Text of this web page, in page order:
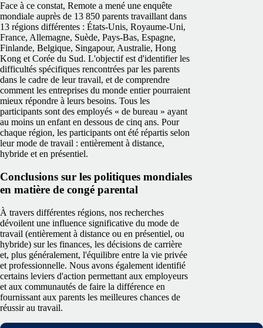
Face à ce constat, Remote a mené une enquête
mondiale auprès de 13 850 parents travaillant dans
13 régions différentes : États-Unis, Royaume-Uni,
France, Allemagne, Suède, Pays-Bas, Espagne,
Finlande, Belgique, Singapour, Australie, Hong
Kong et Corée du Sud. L'objectif est d'identifier les
difficultés spécifiques rencontrées par les parents
dans le cadre de leur travail, et de comprendre
comment les entreprises du monde entier pourraient
mieux répondre à leurs besoins. Tous les
participants sont des employés « de bureau » ayant
au moins un enfant en dessous de cinq ans. Pour
chaque région, les participants ont été répartis selon
leur mode de travail : entièrement à distance,
hybride et en présentiel.
Conclusions sur les politiques mondiales
en matière de congé parental
À travers différentes régions, nos recherches
dévoilent une influence significative du mode de
travail (entièrement à distance ou en présentiel, ou
hybride) sur les finances, les décisions de carrière
et, plus généralement, l'équilibre entre la vie privée
et professionnelle. Nous avons également identifié
certains leviers d'action permettant aux employeurs
et aux communautés de faire la différence en
fournissant aux parents les meilleures chances de
réussir au travail.